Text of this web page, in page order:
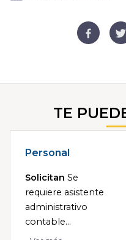
TE
Personal
Solicitan Se
requiere asistente
administrativo
contable...